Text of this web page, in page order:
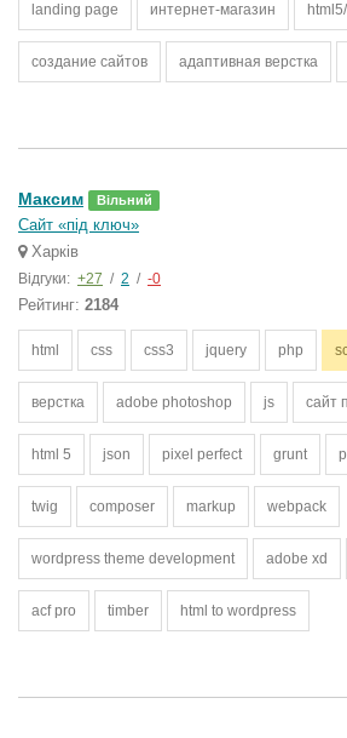
landing page интернет-магазин
создание сайтов адаптивная верстка
Максим Вільний
Сайт «під ключ»
Харків
Відгуки: +27 / 2 / -0
Рейтинг: 2184
html css css3 jquery php
верстка adobe photoshop js сайт
html 5 json pixel perfect grunt
twig composer markup webpack
wordpress theme development adobe xd
acf pro timber html to wordpress